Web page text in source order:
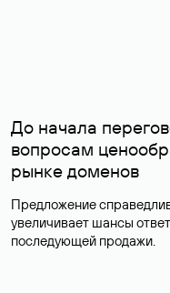
До начала
вопросам
рынке доменов
Предложение
увеличивает шансы
последующей продажи.